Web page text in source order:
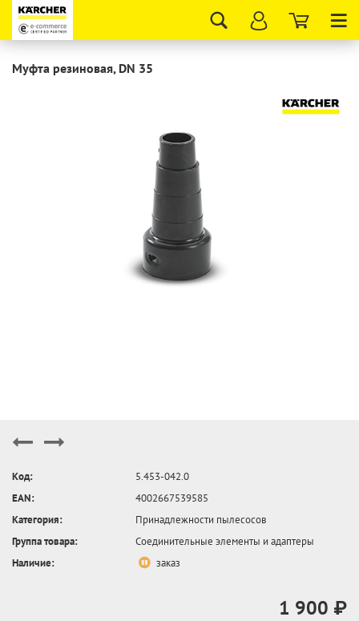
Муфта резиновая, DN 35
Код:
5.453-042.0
EAN:
4002667539585
Категория:
Принадлежности пылесосов
Группа товара:
Соединительные элементы и адаптеры
Наличие:
заказ
1 900 ₽